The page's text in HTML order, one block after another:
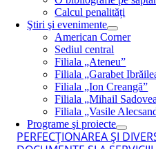
Calcul penalități
Ştiri şi evenimente
American Corner
Sediul central
Filiala „Ateneu”
Filiala „Garabet
Filiala „Ion Creangă”
Filiala „Mihail
Filiala „Vasile
Programe şi proiecte
PERFECŢIONAREA ŞI